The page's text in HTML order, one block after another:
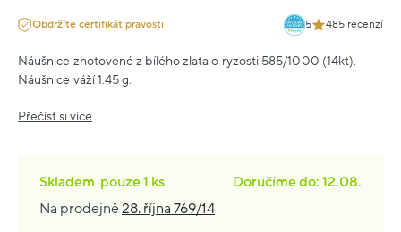
Obdržíte certifikát pravosti 5 485 recenzí
Náušnice zhotovené z bílého zlata o ryzosti 585/1000 (14kt).
Náušnice váží 1.45 g.
Přečíst si více
Skladem pouze1 ks
Doručíme do: 12.08.
Na prodejně28. října 769/14